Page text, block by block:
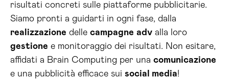
risultati concreti sulle piattaforme pubblicitarie.
Siamo pronti a guidarti in ogni fase, dalla
realizzazione delle campagne adv alla loro
gestione e monitoraggio dei risultati. Non esitare,
affidati a Brain Computing per una comunicazione
e una pubblicità efficace sui social media!